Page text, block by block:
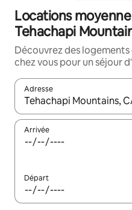
Locations
Tehachapi
Découvrez des
chez vous pour un séjour
Adresse
Lorsque les résultats
Arrivée
Départ